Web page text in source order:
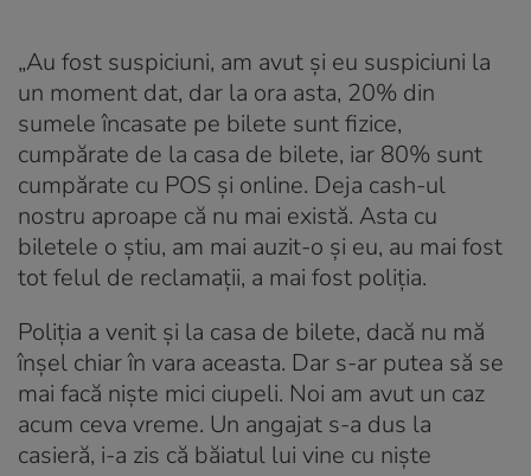
„Au fost suspiciuni, am avut și eu suspiciuni la
un moment dat, dar la ora asta, 20% din
sumele încasate pe bilete sunt fizice,
cumpărate de la casa de bilete, iar 80% sunt
cumpărate cu POS și online. Deja cash-ul
nostru aproape că nu mai există. Asta cu
biletele o știu, am mai auzit-o și eu, au mai fost
tot felul de reclamații, a mai fost poliția.
Poliția a venit și la casa de bilete, dacă nu mă
înșel chiar în vara aceasta. Dar s-ar putea să se
mai facă niște mici ciupeli. Noi am avut un caz
acum ceva vreme. Un angajat s-a dus la
casieră, i-a zis că băiatul lui vine cu niște